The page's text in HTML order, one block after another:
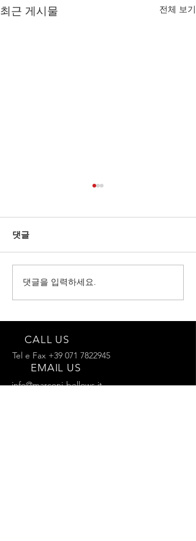
최근 게시물 전체 보기
벨로우즈 선택
댓글
댓글을 입력하세요.
CALL US
Tel e Fax +39 071 7822945
EMAIL US
info@marconi-bellows.it